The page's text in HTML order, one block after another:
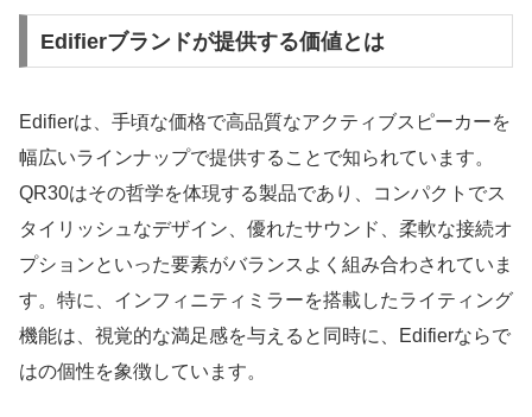
Edifierブランドが提供する価値とは
Edifierは、手頃な価格で高品質なアクティブスピーカーを
幅広いラインナップで提供することで知られています。
QR30はその哲学を体現する製品であり、コンパクトでス
タイリッシュなデザイン、優れたサウンド、柔軟な接続オ
プションといった要素がバランスよく組み合わされていま
す。特に、インフィニティミラーを搭載したライティング
機能は、視覚的な満足感を与えると同時に、Edifierならで
はの個性を象徴しています。